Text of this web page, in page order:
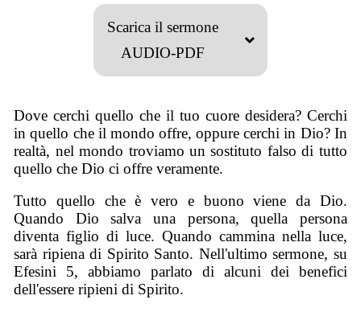
Scarica il sermone
AUDIO-PDF
Dove cerchi quello che il tuo cuore desidera? Cerchi
in quello che il mondo offre, oppure cerchi in Dio? In
realtà, nel mondo troviamo un sostituto falso di tutto
quello che Dio ci offre veramente.
Tutto quello che è vero e buono viene da Dio.
Quando Dio salva una persona, quella persona
diventa figlio di luce. Quando cammina nella luce,
sarà ripiena di Spirito Santo. Nell'ultimo sermone, su
Efesini 5, abbiamo parlato di alcuni dei benefici
dell'essere ripieni di Spirito.